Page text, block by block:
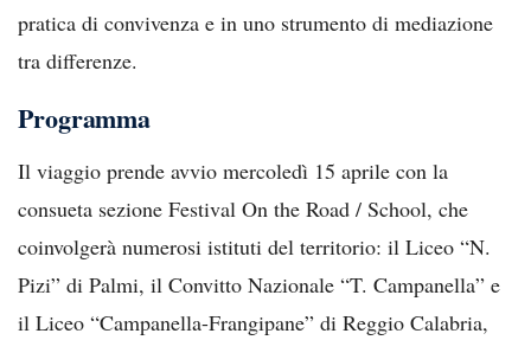
pratica di convivenza e in uno strumento di mediazione
tra differenze.
Programma
Il viaggio prende avvio mercoledì 15 aprile con la
consueta sezione Festival On the Road / School, che
coinvolgerà numerosi istituti del territorio: il Liceo “N.
Pizi” di Palmi, il Convitto Nazionale “T. Campanella” e
il Liceo “Campanella-Frangipane” di Reggio Calabria,